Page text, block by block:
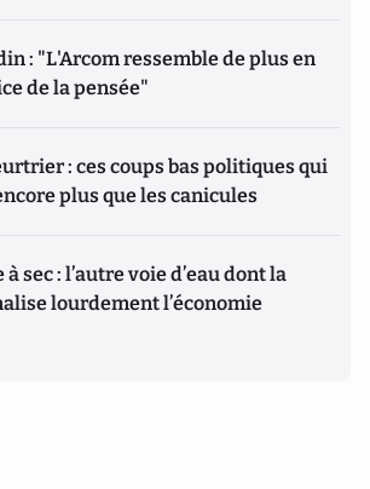
: "L'Arcom ressemble de plus en
de la pensée"
: ces coups bas politiques qui
plus que les canicules
sec : l’autre voie d’eau dont la
lourdement l’économie